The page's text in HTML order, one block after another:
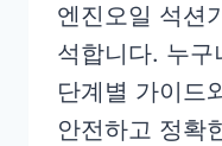
엔진오일 석션
석합니다. 누
단계별 가이드
안전하고 정확